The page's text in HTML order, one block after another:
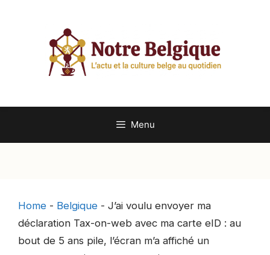
Menu
Home - Belgique - J’ai voulu envoyer ma
déclaration Tax-on-web avec ma carte eID : au
bout de 5 ans pile, l’écran m’a affiché un